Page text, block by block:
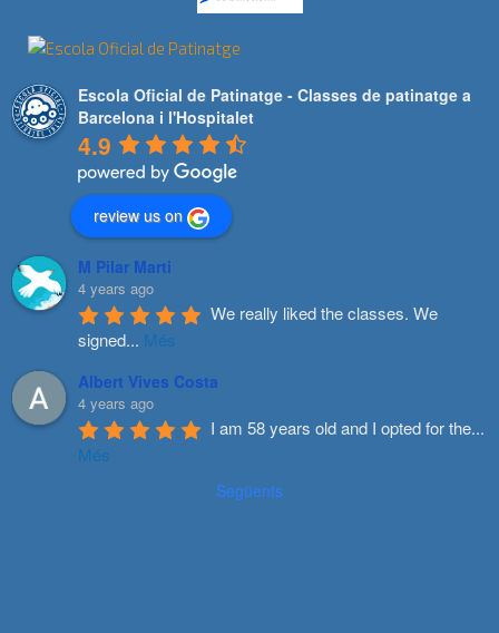
Escola Oficial de Patinatge - Classes de patinatge a
Barcelona i l'Hospitalet
4.9
review us on
M Pilar Marti
4 years ago
We really liked the classes. We
signed... Més
Albert Vives Costa
4 years ago
I am 58 years old and I opted for the...
Més
Següents